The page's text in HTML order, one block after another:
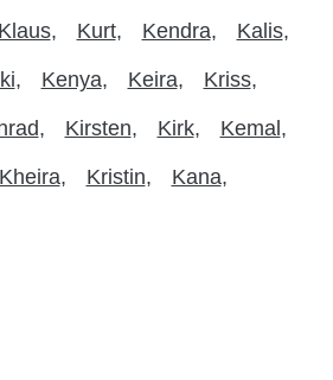
Klaus Kurt Kendra Kalis
Kenya Keira Kriss
Kirsten Kirk Kemal
Kheira Kristin Kana